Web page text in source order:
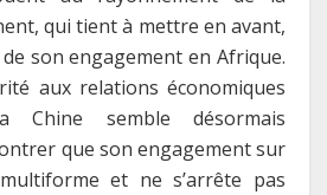
qui tient à mettre en avant,
son engagement en Afrique.
aux relations économiques
Chine semble désormais
que son engagement sur
et ne s’arrête pas